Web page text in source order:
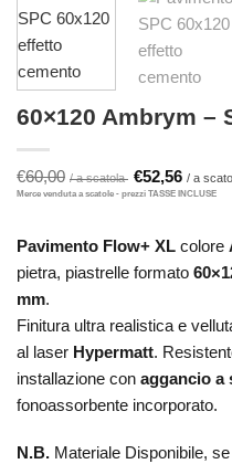
60×120 Ambrym –
€60,00
Il
prezzo
€60,00.
€52,56
Pavimento Flow+ XL colore
pietra, piastrelle formato
mm.
Finitura ultra realistica e
al laser Hypermatt.
installazione con aggancio a
fonoassorbente incorporato.
N.B. Materiale Disponibile,